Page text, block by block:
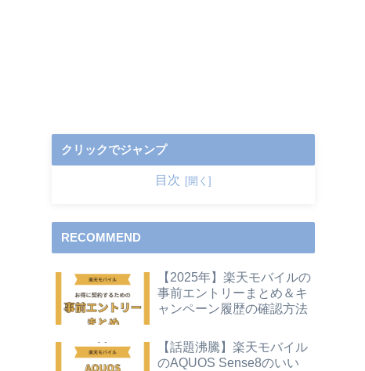
クリックでジャンプ
目次
RECOMMEND
【2025年】楽天モバイルの
事前エントリーまとめ＆キ
ャンペーン履歴の確認方法
【話題沸騰】楽天モバイル
のAQUOS Sense8のいい